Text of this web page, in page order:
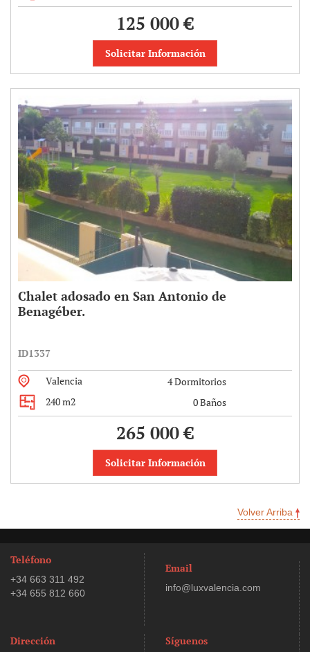
125 000 €
Solicitar Información
Chalet adosado en San Antonio de
Benagéber.
ID1337
Valencia
4 Dormitorios
240 m2
0 Baños
265 000 €
Solicitar Información
Volver Arriba
Teléfono
+34 663 311 492
+34 655 812 660
Email
info@luxvalencia.com
Dirección Síguenos